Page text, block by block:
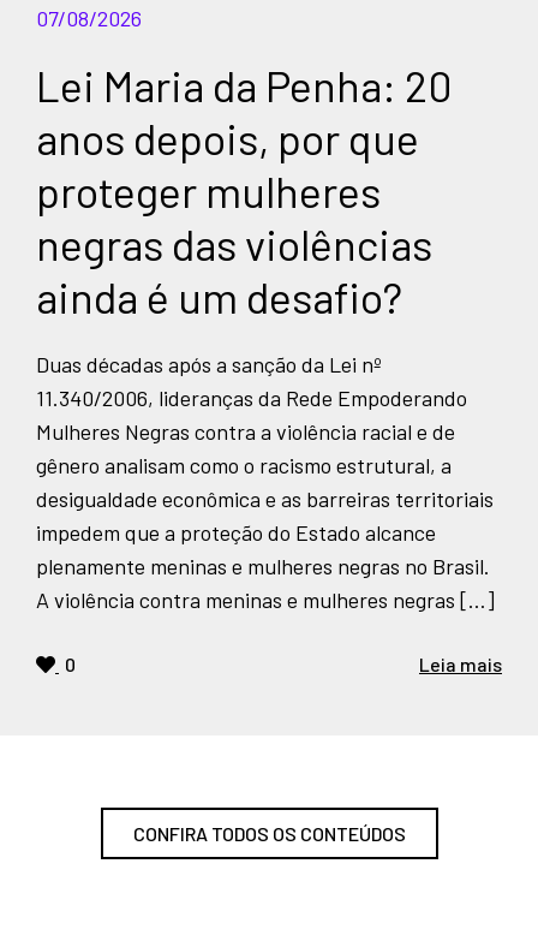
07/08/2026
Lei Maria da Penha: 20
anos depois, por que
proteger mulheres
negras das violências
ainda é um desafio?
Duas décadas após a sanção da Lei nº
11.340/2006, lideranças da Rede Empoderando
Mulheres Negras contra a violência racial e de
gênero analisam como o racismo estrutural, a
desigualdade econômica e as barreiras territoriais
impedem que a proteção do Estado alcance
plenamente meninas e mulheres negras no Brasil.
A violência contra meninas e mulheres negras […]
0 Leia mais
CONFIRA TODOS OS CONTEÚDOS